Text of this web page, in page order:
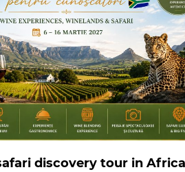
discovery tour in Africa